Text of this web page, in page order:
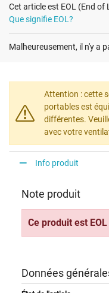
Cet article est EOL (End of
Que signifie EOL?
Malheureusement, il n'y a
Attention : cette
portables est
différentes.
avec votre
Info produit
Note produit
Ce produit est
Données